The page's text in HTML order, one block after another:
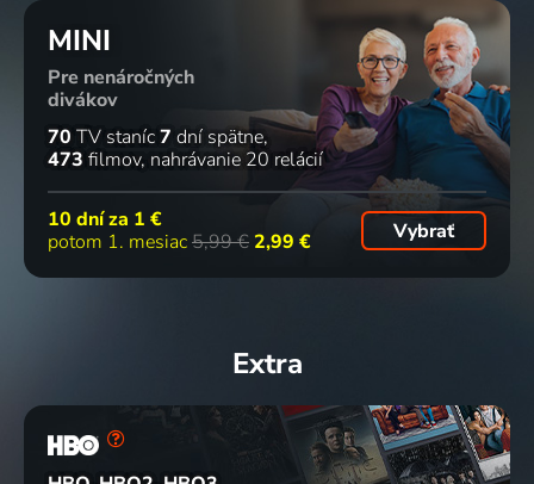
MINI
Pre nenáročných
divákov
70 TV staníc7 dní spätne
473 filmov nahrávanie 20 relácií
10 dní za 1 €
potom 1. mesiac5,99 € 2,99 € Vybrať
Extra